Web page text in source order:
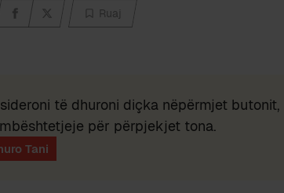
Ruaj
të dhuroni diçka nëpërmjet butonit,
për përpjekjet tona.